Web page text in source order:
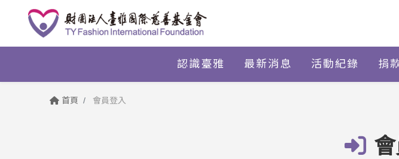
認識臺雅 最新消息 活動紀錄 捐
首頁 會員登入